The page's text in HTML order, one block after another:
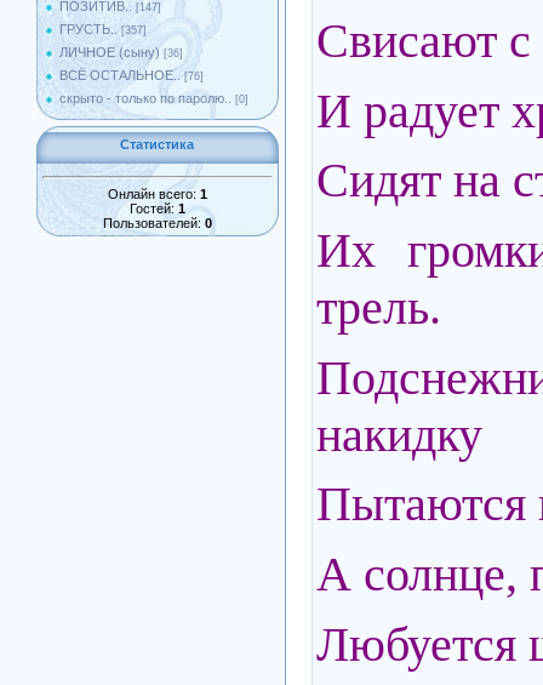
ПОЗИТИВ.. [147]
ГРУСТЬ.. [357]
ЛИЧНОЕ (сыну) [36]
ВСЁ ОСТАЛЬНОЕ.. [76]
скрыто - только по паролю.. [0]
Статистика
Онлайн всего: 1
Гостей: 1
Пользователей: 0
Свисают с
И радует
Сидят на
Их
трель.
накидку
Пытаются
А солнце,
Любуется